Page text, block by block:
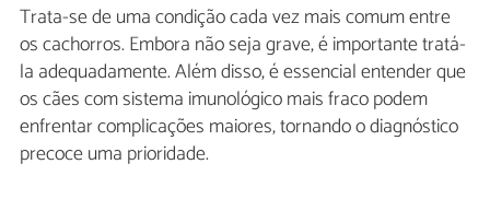
Trata-se de uma condição cada vez mais comum entre
os cachorros. Embora não seja grave, é importante tratá-
la adequadamente. Além disso, é essencial entender que
os cães com sistema imunológico mais fraco podem
enfrentar complicações maiores, tornando o diagnóstico
precoce uma prioridade.